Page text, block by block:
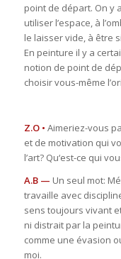
point de départ. On y
utiliser l’espace, à
le laisser vide, à être
En peinture il y a
notion de point de
choisir vous-même
Z.O • Aimeriez-vous
et de motivation qui
l’art? Qu‘est-ce qui
A.B — Un seul mot:
travaille avec
sens toujours vivant
ni distrait par la
comme une évasion
moi.